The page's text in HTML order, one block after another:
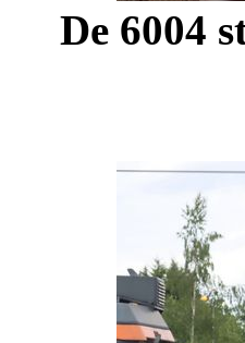
De 6004